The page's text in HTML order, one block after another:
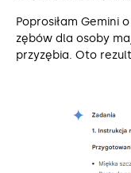
Poprosiłam Gemini
zębów dla osoby
przyzębia. Oto